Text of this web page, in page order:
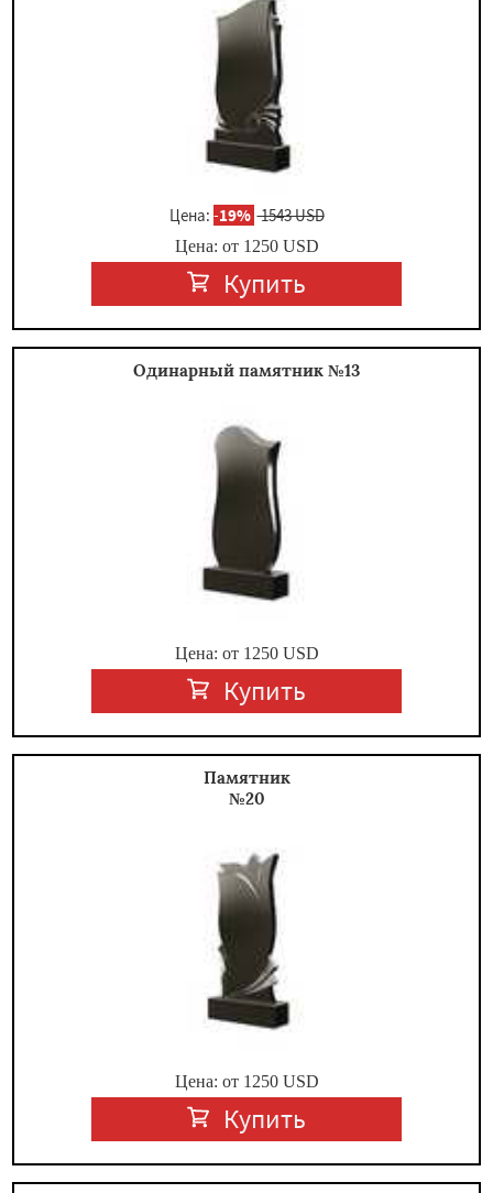
Цена: -19% 1543 USD
Цена: от 1250USD
Купить
Одинарный памятник №13
Цена: от 1250USD
Купить
Памятник
№20
Цена: от 1250USD
Купить